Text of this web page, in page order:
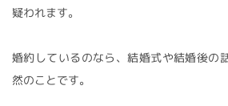
疑われます。
婚約しているのなら、結婚式や結婚後の
然のことです。